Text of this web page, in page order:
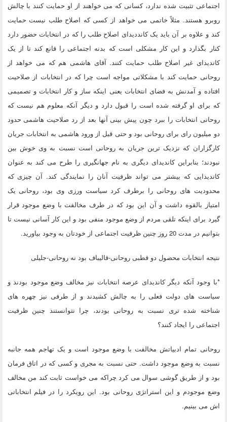
اجتماعی تثبیت شده ندارد، کسانی که می خواهند از او حمایت کنند با چالش
روبرو هستند. مثلاً خاتمی می خواهد از کسی که اصلاح طلب نیست حمایت
کند و علاوه بر آن باید یک کانددیدای اصلاح طلب را که در انتخابات حضور دارد
کنار بگذارد و این کار مشکلی است که بدنه اجتماعی را قانع کند تا از یک
کاندیدای غیر اصلاح طلب حمایت کنند. آقای هاشمی هم که می خواهد از
روحانی حمایت کند با مشکلاتی مواجه است چرا که در انتخابات از صلاحیت
افتاده و آمدنش به فضای انتخابات یعنی اینکه ساز و کار انتخابات و تصمیمی
که برای او گرفته شده است را قبول دارد و دیگر آنکه معلوم هم نیست که
روحانی انتخابات را ببرد چون پیش بینی آنها بعد از رد صلاحیت هاشمی حدود
دو میلیون رای برای روحانی بود و حتی قبل از ورود هاشمی به انتخابات جریان
کارگزاران که نزدیک ترین جریان به روحانی است نسبت به وی خوش بین
نبودند؛ بنابراین کاندیدای دیگری به نام جهانگیری را طرح می کند به عنوان
کاندیدایی که بیشتر می تواند ظرفیت آنان را نمایندگی کند. آن چیزی که
محدودیت های روحانی را برطرف کرد سیاست ورزی وی بود، روحانی یک
امتیاز بالقوه داشت و آن این بود که در طرف مخالفت با وضع موجود قرار
گیرد برای اینکه تلقی مردم از وضع موجود منفی بود و این کار آسانی نیست تا
بتوانیم در مدت 20 روز چنین ظرفیت اجتماعی از خودتان به وجود بیاورید.
نتیجه انتخابات محصول دو قطبی روحانی-قالیباف بود نه روحانی-جلیلی
*با وجود آنکه دیگر کاندیدای عرصه انتخابات نیز مخالف وضع موجود بودند و
سیاست های دولت فعلی را به چالش کشیدند و از طرفی نیز چهره های
شناخته شده تری نسبت به روحانی بودند، چرا نتوانستند چنین ظرفیت
اجتماعی را ایجاد کنند؟
روحانی تمام ادبیاتش مخالفت با وضع موجود است و یک تهاجم همه جانبه
نسبت به وضع موجود داشت. حتی نسبت به مجری و کسی که در اتاق فرمان
بود و از طریق گوشی سوال می کرد چراکه می خواست ثابت کند من مخالف
وضع موجودم و این استراتژی روحانی بود. این رویکرد را در فیلم انتخاباتی
اش می بینیم.